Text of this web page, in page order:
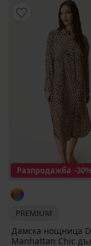
Разпродажба -30%
PREMIUM
Дамска нощница
Manhattan Chic